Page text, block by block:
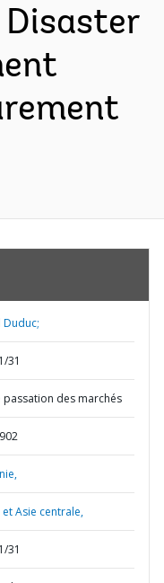
Duduc;
31
passation des marchés
Asie centrale,
31